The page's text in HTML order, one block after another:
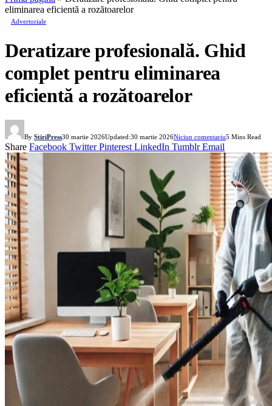
eliminarea eficientă a rozătoarelor
Advertoriale
Deratizare profesională. Ghid
complet pentru eliminarea
eficientă a rozătoarelor
By StiriPress30 martie 2026Updated:30 martie 2026Niciun comentariu5 Mins Read
Share Facebook Twitter Pinterest LinkedIn Tumblr Email